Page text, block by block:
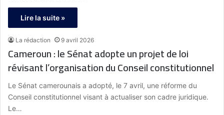
Lire la suite »
La rédaction 9 avril 2026
Cameroun : le Sénat adopte un projet de loi
révisant l’organisation du Conseil constitutionnel
Le Sénat camerounais a adopté, le 7 avril, une réforme du
Conseil constitutionnel visant à actualiser son cadre juridique.
Le…